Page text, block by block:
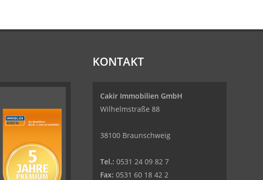
KONTAKT
Cakir Immobilien GmbH
Wilhelmstraße 88
38100 Braunschweig
Tel.: 0531 24 09 82 7
Fax: 0531 60 18 42 2